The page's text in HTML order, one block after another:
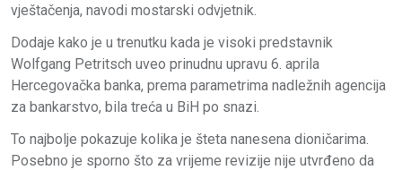
vještačenja, navodi mostarski odvjetnik.
Dodaje kako je u trenutku kada je visoki predstavnik
Wolfgang Petritsch uveo prinudnu upravu 6. aprila
Hercegovačka banka, prema parametrima nadležnih agencija
za bankarstvo, bila treća u BiH po snazi.
To najbolje pokazuje kolika je šteta nanesena dioničarima.
Posebno je sporno što za vrijeme revizije nije utvrđeno da